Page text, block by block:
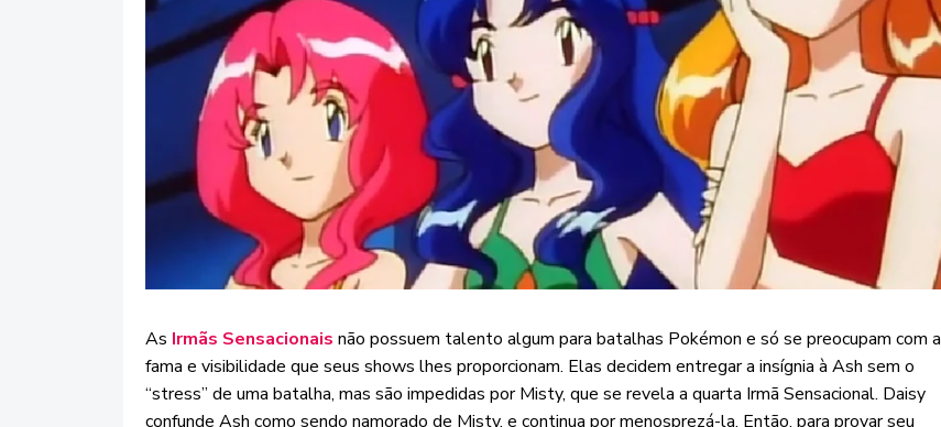
As Irmãs Sensacionais não possuem talento algum para batalhas Pokémon e só se preocupam com a
fama e visibilidade que seus shows lhes proporcionam. Elas decidem entregar a insígnia à Ash sem o
“stress” de uma batalha, mas são impedidas por Misty, que se revela a quarta Irmã Sensacional. Daisy
confunde Ash como sendo namorado de Misty, e continua por menosprezá-la. Então, para provar seu